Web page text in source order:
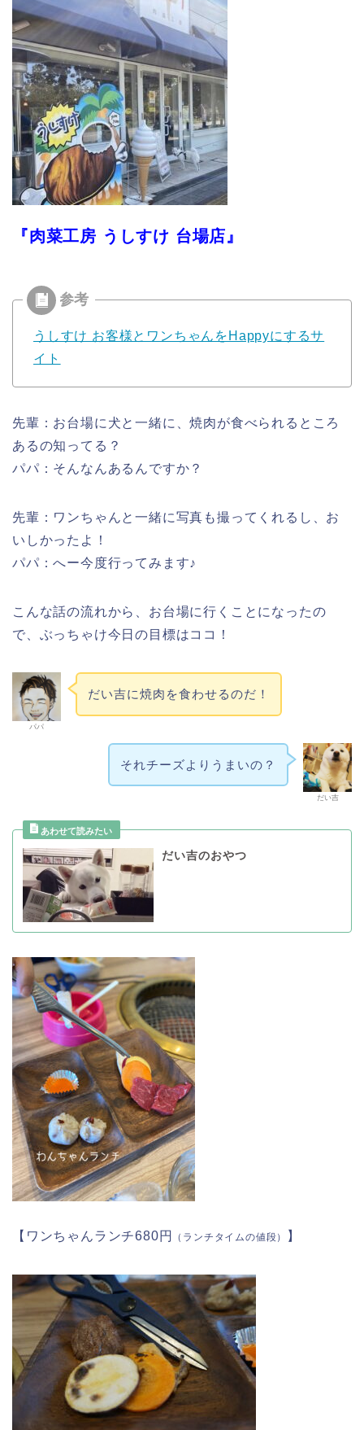
『肉菜工房 うしすけ 台場店』
うしすけ お客様とワンちゃんをHappyにするサ
イト
先輩：お台場に犬と一緒に、焼肉が食べられるところ
あるの知ってる？
パパ：そんなんあるんですか？
先輩：ワンちゃんと一緒に写真も撮ってくれるし、お
いしかったよ！
パパ：へー今度行ってみます♪
こんな話の流れから、お台場に行くことになったの
で、ぶっちゃけ今日の目標はココ！
パパ
だい吉に焼肉を食わせるのだ！
だい吉
それチーズよりうまいの？
だい吉のおやつ
【ワンちゃんランチ680円 （ランチタイムの値段） 】